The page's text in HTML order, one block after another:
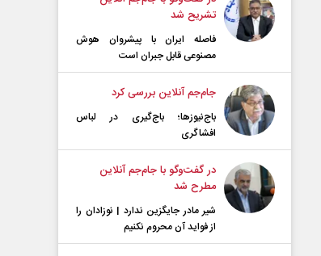
تشریح شد
فاصله ایران با پیشرو‌ان هوش
مصنوعی قابل جبران است
جام‌جم آنلاین بررسی کرد
باج‌نیوزها؛ باج‌گیری در لباس
افشاگری
در گفت‌و‌گو با جام‌جم آنلاین
مطرح شد
شیر مادر جایگزین ندارد | نوزادان را
از فواید آن محروم نکنیم